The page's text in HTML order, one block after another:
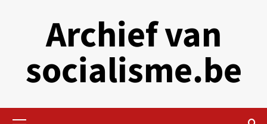
Archief van
socialisme.be